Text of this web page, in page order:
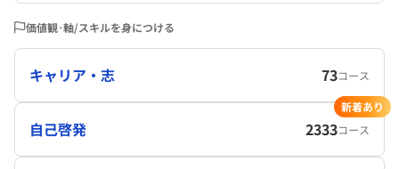
価値観･軸/スキルを身につける
キャリア・志 73コース
自己啓発 2333コース
新着あり